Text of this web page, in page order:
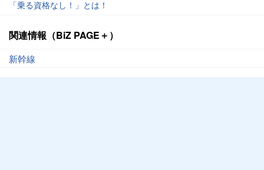
「乗る資格なし！」とは！
関連情報（BiZ PAGE＋）
新幹線